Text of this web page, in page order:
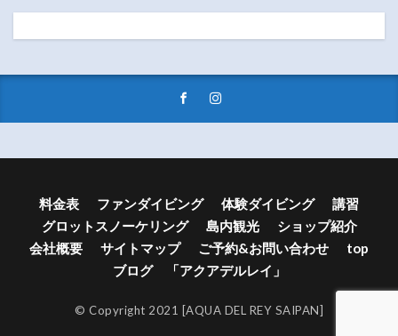
料金表 ファンダイビング 体験ダイビング
講習
グロットスノーケリング
島内観光
ショップ紹介
会社概要
サイトマップ ご予約&お問い合わせ
top
ブログ 「アクアデルレイ」
© Copyright 2021 [AQUA DEL REY SAIPAN]